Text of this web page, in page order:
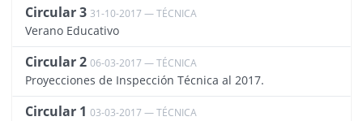
Circular 3 31-10-2017 — TÉCNICA
Verano Educativo
Circular 2 06-03-2017 — TÉCNICA
Proyecciones de Inspección Técnica al 2017.
Circular 1 03-03-2017 — TÉCNICA